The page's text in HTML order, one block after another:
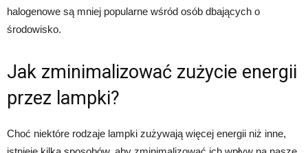
halogenowe są mniej popularne wśród osób dbających o
środowisko.
Jak zminimalizować zużycie energii
przez lampki?
Choć niektóre rodzaje lampki zużywają więcej energii niż inne,